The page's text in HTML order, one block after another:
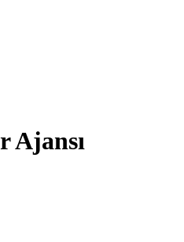
Ajansı